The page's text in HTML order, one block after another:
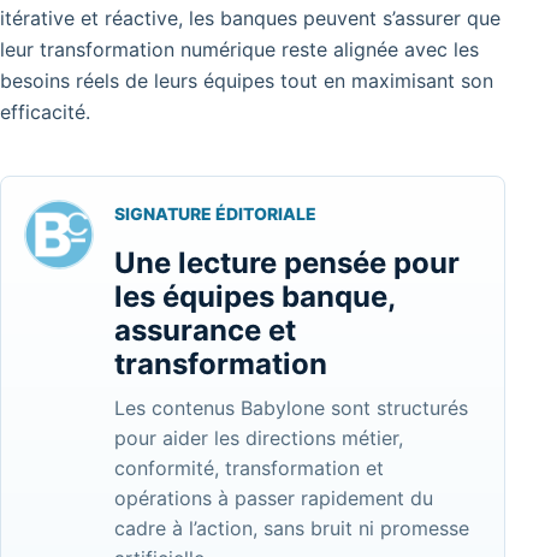
itérative et réactive, les banques peuvent s’assurer que
leur transformation numérique reste alignée avec les
besoins réels de leurs équipes tout en maximisant son
efficacité.
SIGNATURE ÉDITORIALE
Une lecture pensée pour
les équipes banque,
assurance et
transformation
Les contenus Babylone sont structurés
pour aider les directions métier,
conformité, transformation et
opérations à passer rapidement du
cadre à l’action, sans bruit ni promesse